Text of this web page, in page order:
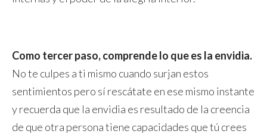
Como tercer paso, comprende lo que es la envidia.
No te culpes a ti mismo cuando surjan estos
sentimientos pero sí rescátate en ese mismo instante
y recuerda que la envidia es resultado de la creencia
de que otra persona tiene capacidades que tú crees